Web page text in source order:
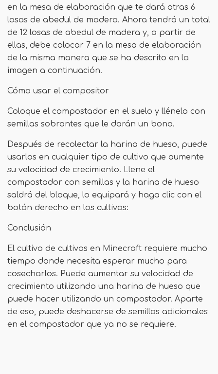
en la mesa de elaboración que te dará otras 6
losas de abedul de madera. Ahora tendrá un total
de 12 losas de abedul de madera y, a partir de
ellas, debe colocar 7 en la mesa de elaboración
de la misma manera que se ha descrito en la
imagen a continuación.
Cómo usar el compositor
Coloque el compostador en el suelo y llénelo con
semillas sobrantes que le darán un bono.
Después de recolectar la harina de hueso, puede
usarlos en cualquier tipo de cultivo que aumente
su velocidad de crecimiento. Llene el
compostador con semillas y la harina de hueso
saldrá del bloque, lo equipará y haga clic con el
botón derecho en los cultivos:
Conclusión
El cultivo de cultivos en Minecraft requiere mucho
tiempo donde necesita esperar mucho para
cosecharlos. Puede aumentar su velocidad de
crecimiento utilizando una harina de hueso que
puede hacer utilizando un compostador. Aparte
de eso, puede deshacerse de semillas adicionales
en el compostador que ya no se requiere.